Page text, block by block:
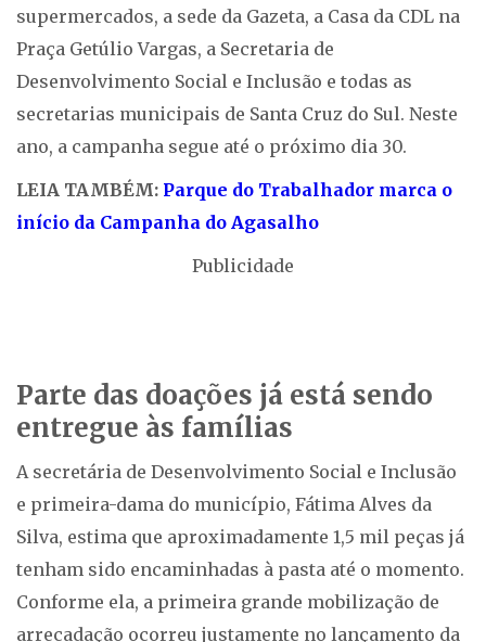
supermercados, a sede da Gazeta, a Casa da CDL na
Praça Getúlio Vargas, a Secretaria de
Desenvolvimento Social e Inclusão e todas as
secretarias municipais de Santa Cruz do Sul. Neste
ano, a campanha segue até o próximo dia 30.
LEIA TAMBÉM: Parque do Trabalhador marca o
início da Campanha do Agasalho
Publicidade
Parte das doações já está sendo
entregue às famílias
A secretária de Desenvolvimento Social e Inclusão
e primeira-dama do município, Fátima Alves da
Silva, estima que aproximadamente 1,5 mil peças já
tenham sido encaminhadas à pasta até o momento.
Conforme ela, a primeira grande mobilização de
arrecadação ocorreu justamente no lançamento da